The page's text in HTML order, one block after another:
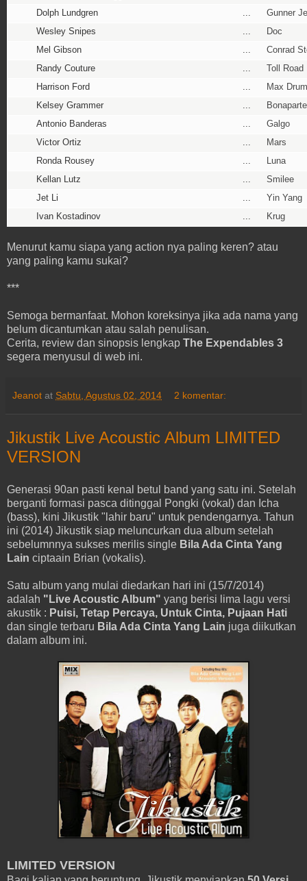
Dolph Lundgren
Gunner
Wesley Snipes
Doc
Mel Gibson
Conrad
Randy Couture
Toll Road
Harrison Ford
Max
Kelsey Grammer
Bonaparte
Antonio Banderas
Galgo
Victor Ortiz
Mars
Ronda Rousey
Luna
Kellan Lutz
Smilee
Jet Li
Yin Yang
Ivan Kostadinov
Krug
Menurut kamu siapa yang action nya paling keren? atau
yang paling kamu sukai?
***
Semoga bermanfaat. Mohon koreksinya jika ada nama yang
belum dicantumkan atau salah penulisan.
Cerita, review dan sinopsis lengkap The Expendables 3
segera menyusul di web ini.
Jeanot at Sabtu, Agustus 02, 2014 2 komentar:
Jikustik Live Acoustic Album LIMITED
VERSION
Generasi 90an pasti kenal betul band yang satu ini. Setelah
berganti formasi pasca ditinggal Pongki (vokal) dan Icha
(bass), kini Jikustik "lahir baru" untuk pendengarnya. Tahun
ini (2014) Jikustik siap meluncurkan dua album setelah
sebelumnnya sukses merilis single Bila Ada Cinta Yang
Lain ciptaain Brian (vokalis).
Satu album yang mulai diedarkan hari ini (15/7/2014)
adalah "Live Acoustic Album" yang berisi lima lagu versi
akustik : Puisi, Tetap Percaya, Untuk Cinta, Pujaan Hati
dan single terbaru Bila Ada Cinta Yang Lain juga diikutkan
dalam album ini.
LIMITED VERSION